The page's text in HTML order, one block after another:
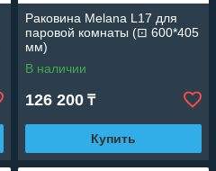
Раковина Melana L17 для
паровой комнаты (⊡ 600*405
мм)
В наличии
126 200 ₸
Купить